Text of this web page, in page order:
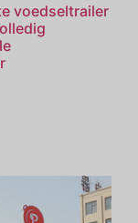
voedseltrailer